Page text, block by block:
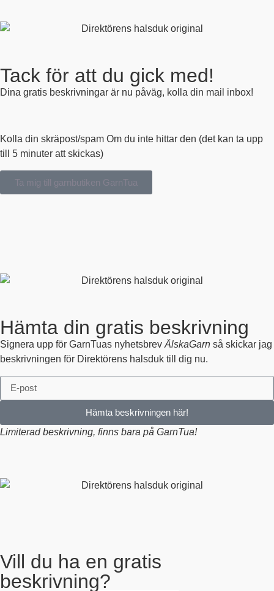
Tack för att du gick med!
Dina gratis beskrivningar är nu påväg, kolla din mail inbox!
Kolla din skräpost/spam Om du inte hittar den (det kan ta upp
till 5 minuter att skickas)
Ta mig till garnbutiken GarnTua
Hämta din gratis beskrivning
Signera upp för GarnTuas nyhetsbrevÄlskaGarn så skickar jag
beskrivningen för Direktörens halsduk till dig nu.
Hämta beskrivningen här!
Limiterad beskrivning, finns bara på GarnTua!
Vill du ha en gratis
beskrivning?